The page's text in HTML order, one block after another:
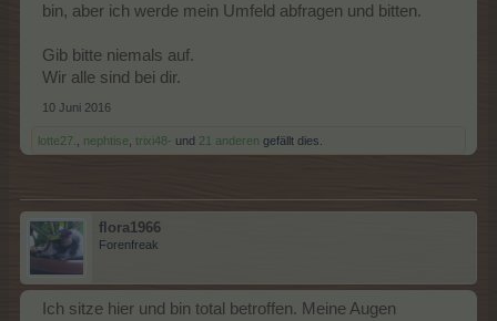
bin, aber ich werde mein Umfeld abfragen und bitten.
Gib bitte niemals auf.
Wir alle sind bei dir.
10 Juni 2016
lotte27. nephtise trixi48- und 21 anderen gefällt dies.
flora1966
Forenfreak
Ich sitze hier und bin total betroffen. Meine Augen